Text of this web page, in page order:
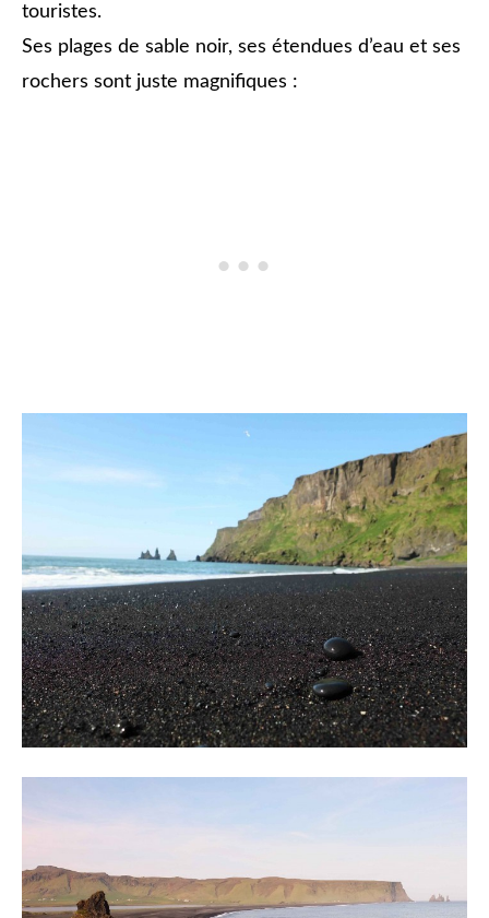
touristes.
Ses plages de sable noir, ses étendues d’eau et ses
rochers sont juste magnifiques :